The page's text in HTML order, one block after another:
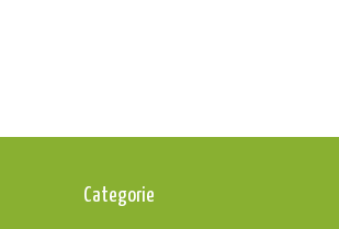
Categorie